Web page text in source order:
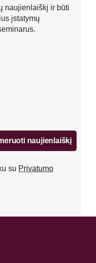
naujienlaiškį ir būti
įstatymų
naujienlaiškį
su Privatumo